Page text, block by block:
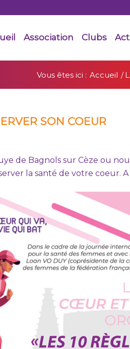
Association Clubs
Vous êtes ici : Accueil /
SON COEUR
de Bagnols sur Cèze ou
la santé de votre coeur.